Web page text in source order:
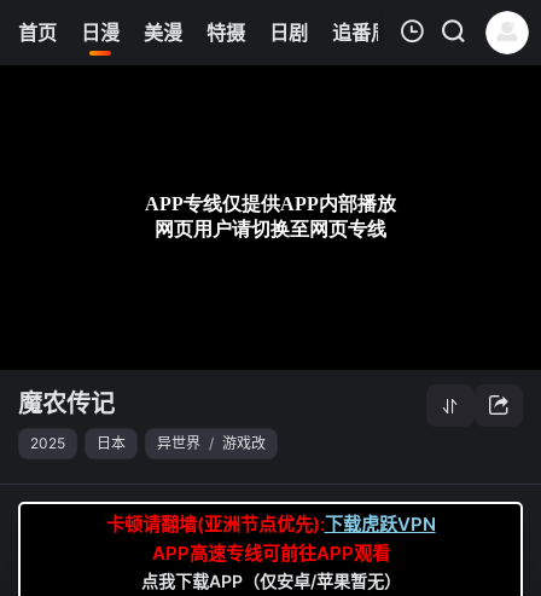
首页 日漫 美漫 特摄 日剧 追番周表 今日更新
0
清空
魔农传记
2025 日本 异世界 / 游戏改
卡顿请翻墙(亚洲节点优先):下载虎跃VPN
APP高速专线可前往APP观看
点我下载APP（仅安卓/苹果暂无）